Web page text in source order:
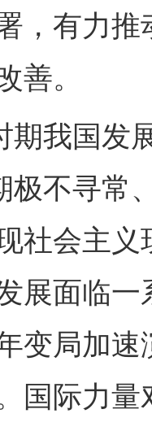
，有力
善。
我国发
极不寻
社会主
展面临
变局加
国际力